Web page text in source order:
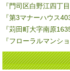
『門司区白野江四
『第3マナーハウス
『苅田町大字南原
『フローラルマンシ